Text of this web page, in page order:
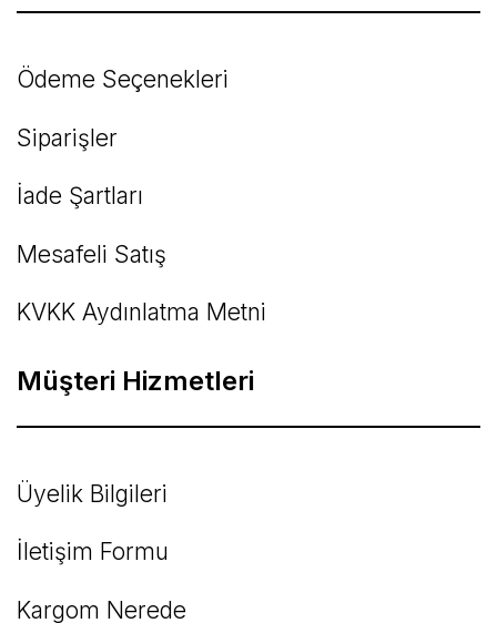
Ödeme Seçenekleri
Siparişler
İade Şartları
Mesafeli Satış
KVKK Aydınlatma Metni
Müşteri Hizmetleri
Üyelik Bilgileri
İletişim Formu
Kargom Nerede